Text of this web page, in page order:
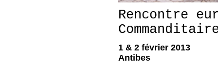
Rencontre
1 & 2 février 2013
Antibes